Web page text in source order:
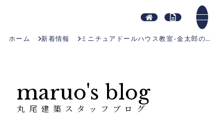
ホーム 新着情報 ミニチュアドールハウス教室-金太郎の鯉のぼり飾り-
maruo's blog
丸尾建築スタッフブログ